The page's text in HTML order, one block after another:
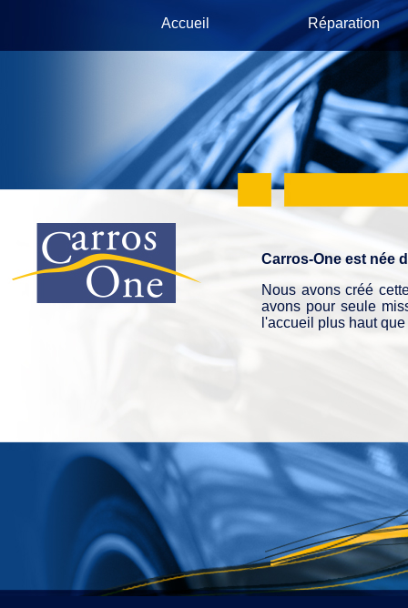
Accueil Réparation
Carros-One est née
Nous avons créé
avons pour seule
l'accueil plus haut